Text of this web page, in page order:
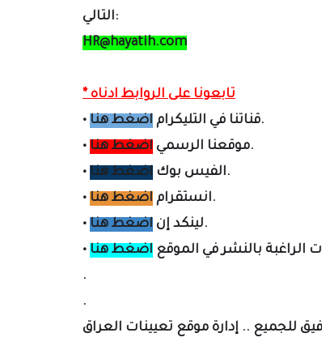
التالي:
HR@hayatih.com
* تابعونا على الروابط ادناه
•
قناتنا في التليكرام اضغط هنا
.
•
موقعنا الرسمي اضغط هنا
.
•
الفيس بوك اضغط هنا
.
•
انستقرام اضغط هنا
.
•
لينكد إن اضغط هنا
.
•
الراغبة بالنشر في الموقع اضغط هنا
.
.
للجميع .. إدارة موقع تعيينات العراق